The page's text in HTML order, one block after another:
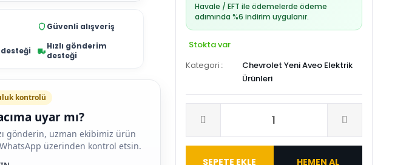
Güvenli alışveriş
Hızlı gönderim
desteği
kontrolü
uyar mı?
gönderin, uzman ekibimiz ürün
üzerinden kontrol etsin.
Havale / EFT ile ödemelerde ödeme
adımında %6 indirim uygulanır.
Stokta var
Kategori
Chevrolet Yeni Aveo Elektrik
Ürünleri
SEPETE EKLE HEMEN AL